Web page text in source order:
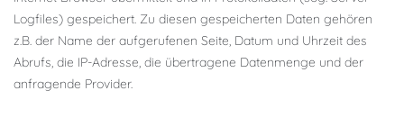
Logfiles) gespeichert. Zu diesen gespeicherten Daten gehören
z.B. der Name der aufgerufenen Seite, Datum und Uhrzeit des
Abrufs, die IP-Adresse, die übertragene Datenmenge und der
anfragende Provider.